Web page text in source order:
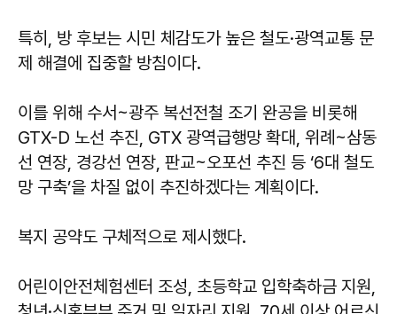
특히, 방 후보는 시민 체감도가 높은 철도·광역교통 문
제 해결에 집중할 방침이다.
이를 위해 수서~광주 복선전철 조기 완공을 비롯해
GTX-D 노선 추진, GTX 광역급행망 확대, 위례~삼동
선 연장, 경강선 연장, 판교~오포선 추진 등 ‘6대 철도
망 구축’을 차질 없이 추진하겠다는 계획이다.
복지 공약도 구체적으로 제시했다.
어린이안전체험센터 조성, 초등학교 입학축하금 지원,